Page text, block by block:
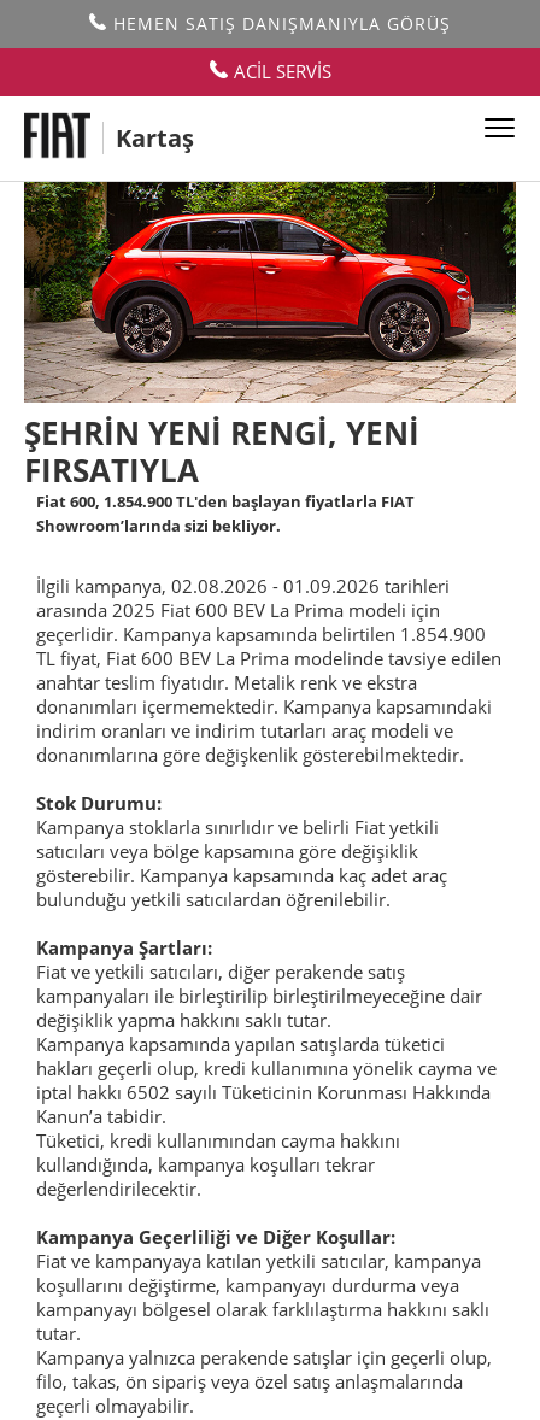
HEMEN SATIŞ DANIŞMANIYLA GÖRÜŞ
ACİL SERVİS
Kartaş
ŞEHRİN YENİ RENGİ, YENİ
FIRSATIYLA
Fiat 600, 1.854.900 TL'den başlayan fiyatlarla FIAT
Showroom’larında sizi bekliyor.
İlgili kampanya, 02.08.2026 - 01.09.2026 tarihleri
arasında 2025 Fiat 600 BEV La Prima modeli için
geçerlidir. Kampanya kapsamında belirtilen 1.854.900
TL fiyat, Fiat 600 BEV La Prima modelinde tavsiye edilen
anahtar teslim fiyatıdır. Metalik renk ve ekstra
donanımları içermemektedir. Kampanya kapsamındaki
indirim oranları ve indirim tutarları araç modeli ve
donanımlarına göre değişkenlik gösterebilmektedir.
Stok Durumu:
Kampanya stoklarla sınırlıdır ve belirli Fiat yetkili
satıcıları veya bölge kapsamına göre değişiklik
gösterebilir. Kampanya kapsamında kaç adet araç
bulunduğu yetkili satıcılardan öğrenilebilir.
Kampanya Şartları:
Fiat ve yetkili satıcıları, diğer perakende satış
kampanyaları ile birleştirilip birleştirilmeyeceğine dair
değişiklik yapma hakkını saklı tutar.
Kampanya kapsamında yapılan satışlarda tüketici
hakları geçerli olup, kredi kullanımına yönelik cayma ve
iptal hakkı 6502 sayılı Tüketicinin Korunması Hakkında
Kanun’a tabidir.
Tüketici, kredi kullanımından cayma hakkını
kullandığında, kampanya koşulları tekrar
değerlendirilecektir.
Kampanya Geçerliliği ve Diğer Koşullar:
Fiat ve kampanyaya katılan yetkili satıcılar, kampanya
koşullarını değiştirme, kampanyayı durdurma veya
kampanyayı bölgesel olarak farklılaştırma hakkını saklı
tutar.
Kampanya yalnızca perakende satışlar için geçerli olup,
filo, takas, ön sipariş veya özel satış anlaşmalarında
geçerli olmayabilir.